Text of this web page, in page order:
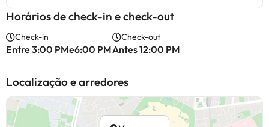
Horários de check-in e check-out
Check-in
Entre 3:00 PMe6:00 PM
Check-out
Antes 12:00 PM
Localização e arredores